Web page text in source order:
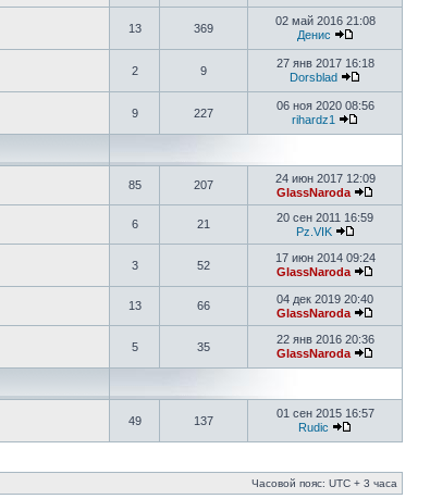
13 369
02 май 2016 21:08
Денис
2 9
27 янв 2017 16:18
Dorsblad
9 227
06 ноя 2020 08:56
rihardz1
85 207
24 июн 2017 12:09
GlassNaroda
6 21
20 сен 2011 16:59
Pz.VIK
3 52
17 июн 2014 09:24
GlassNaroda
13 66
04 дек 2019 20:40
GlassNaroda
5 35
22 янв 2016 20:36
GlassNaroda
49 137
01 сен 2015 16:57
Rudic
Часовой пояс: UTC + 3 часа